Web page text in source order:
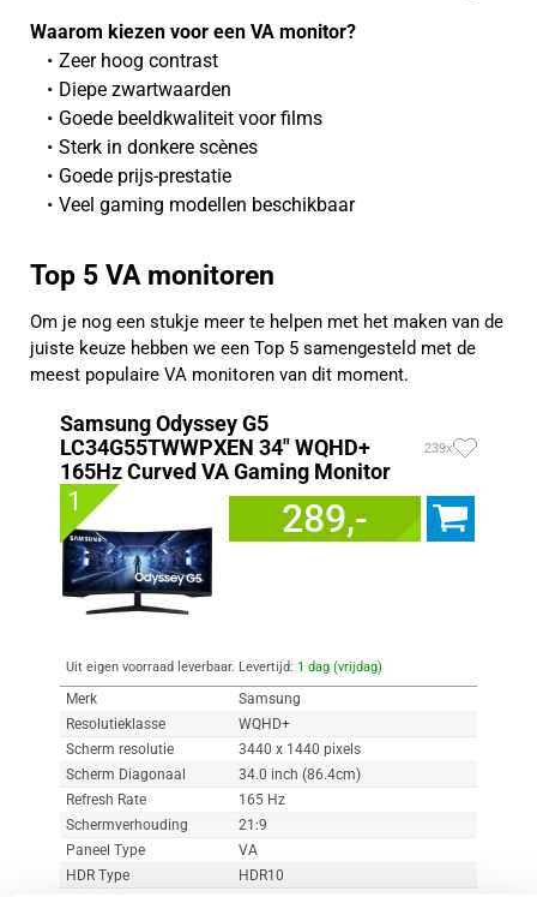
Waarom kiezen voor een VA monitor?
Zeer hoog contrast
Diepe zwartwaarden
Goede beeldkwaliteit voor films
Sterk in donkere scènes
Goede prijs-prestatie
Veel gaming modellen beschikbaar
Top 5 VA monitoren
Om je nog een stukje meer te helpen met het maken van de
juiste keuze hebben we een Top 5 samengesteld met de
meest populaire VA monitoren van dit moment.
Samsung Odyssey G5
LC34G55TWWPXEN 34" WQHD+
165Hz Curved VA Gaming Monitor
239x
1 289,-
Uit eigen voorraad leverbaar. Levertijd: 1 dag (vrijdag)
Merk
Samsung
Resolutieklasse
WQHD+
Scherm resolutie
3440 x 1440 pixels
Scherm Diagonaal
34.0 inch (86.4cm)
Refresh Rate
165 Hz
Schermverhouding
21:9
Paneel Type
VA
HDR Type
HDR10